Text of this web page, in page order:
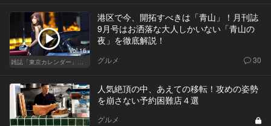
Vol.16
港区で今、開拓すべきは「青山」！月刊誌
9月号はお洒落な大人しかいない「青山の
夜」を徹底解説！
グルメ 30
人気絶頂の中、あえての移転！攻めの姿勢
を崩さない予約困難店４選
グルメ